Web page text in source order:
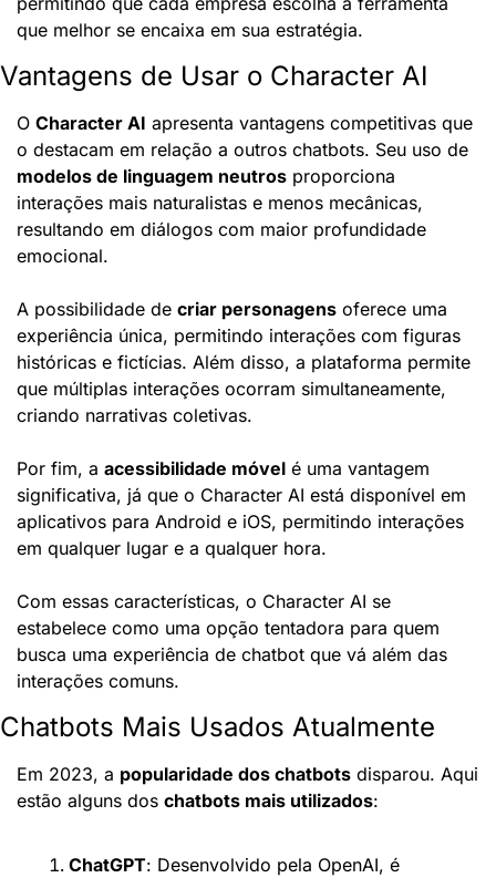
que melhor se encaixa em sua estratégia.
Vantagens de Usar o Character AI
O Character AI apresenta vantagens competitivas que
modelos de linguagem neutros proporciona
interações mais naturalistas e menos mecânicas,
resultando em diálogos com maior profundidade
emocional.
A possibilidade de criar personagens oferece uma
experiência única, permitindo interações com figuras
históricas e fictícias. Além disso, a plataforma permite
que múltiplas interações ocorram simultaneamente,
criando narrativas coletivas.
Por fim, a acessibilidade móvel é uma vantagem
significativa, já que o Character AI está disponível em
aplicativos para Android e iOS, permitindo interações
em qualquer lugar e a qualquer hora.
Com essas características, o Character AI se
estabelece como uma opção tentadora para quem
busca uma experiência de chatbot que vá além das
interações comuns.
Chatbots Mais Usados Atualmente
Em 2023, a popularidade dos chatbots disparou. Aqui
estão alguns dos chatbots mais utilizados:
ChatGPT: Desenvolvido pela OpenAI, é